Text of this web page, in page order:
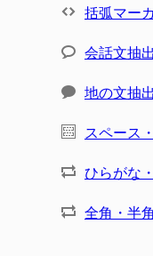
括弧マー
会話文抽
地の文抽
スペース
ひらがな
全角・半